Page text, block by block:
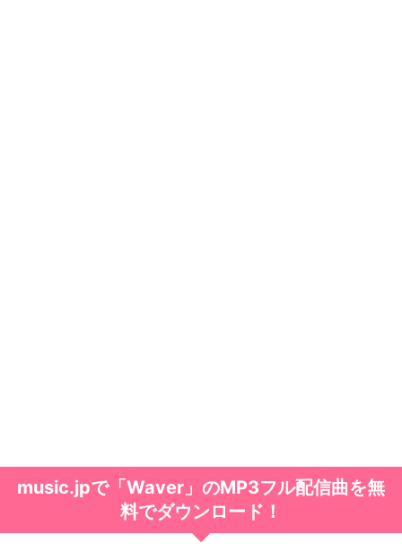
music.jpで「Waver」のMP3フル配信曲を無
料でダウンロード！